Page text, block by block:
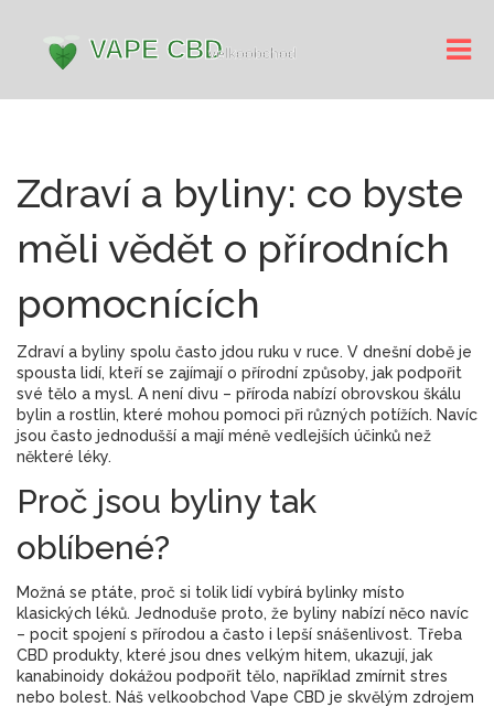
Zdraví a byliny: co byste
měli vědět o přírodních
pomocnících
Zdraví a byliny spolu často jdou ruku v ruce. V dnešní době je
spousta lidí, kteří se zajímají o přírodní způsoby, jak podpořit
své tělo a mysl. A není divu – příroda nabízí obrovskou škálu
bylin a rostlin, které mohou pomoci při různých potížích. Navíc
jsou často jednodušší a mají méně vedlejších účinků než
některé léky.
Proč jsou byliny tak
oblíbené?
Možná se ptáte, proč si tolik lidí vybírá bylinky místo
klasických léků. Jednoduše proto, že byliny nabízí něco navíc
– pocit spojení s přírodou a často i lepší snášenlivost. Třeba
CBD produkty, které jsou dnes velkým hitem, ukazují, jak
kanabinoidy dokážou podpořit tělo, například zmírnit stres
nebo bolest. Náš velkoobchod Vape CBD je skvělým zdrojem